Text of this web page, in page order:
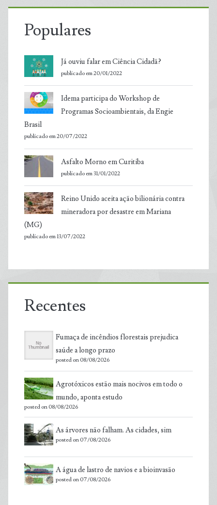
Populares
Já ouviu falar em Ciência Cidadã?
publicado em 20/01/2022
Idema participa do Workshop de
Programas Socioambientais, da Engie
Brasil
publicado em 20/07/2022
Asfalto Morno em Curitiba
publicado em 31/01/2022
Reino Unido aceita ação bilionária contra
mineradora por desastre em Mariana
(MG)
publicado em 13/07/2022
Recentes
Fumaça de incêndios florestais prejudica
saúde a longo prazo
posted on 08/08/2026
Agrotóxicos estão mais nocivos em todo o
mundo, aponta estudo
posted on 08/08/2026
As árvores não falham. As cidades, sim
posted on 07/08/2026
A água de lastro de navios e a bioinvasão
posted on 07/08/2026